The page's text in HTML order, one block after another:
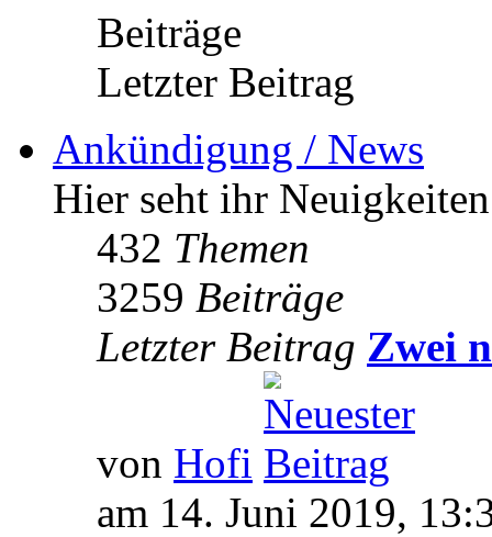
Beiträge
Letzter Beitrag
Ankündigung / News
Hier seht ihr
432 Themen
3259 Beiträge
Letzter Beitrag Zwei
von Hofi
am 14. Juni 2019,